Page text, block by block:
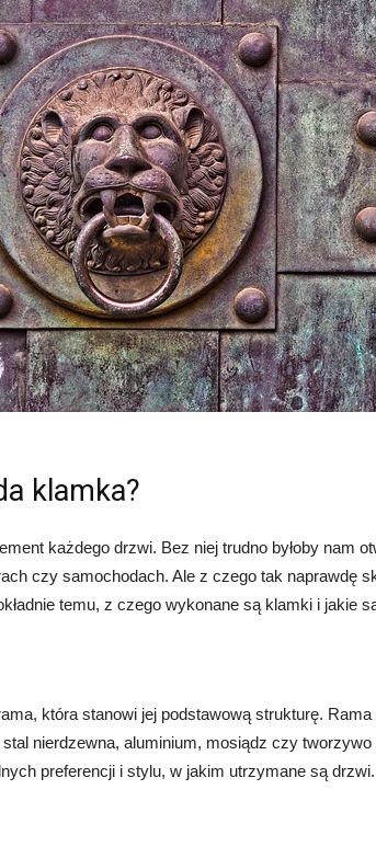
klamka?
każdego drzwi. Bez niej trudno byłoby nam
czy samochodach. Ale z czego tak naprawdę
temu, z czego wykonane są klamki i jakie
która stanowi jej podstawową strukturę.
stal nierdzewna, aluminium, mosiądz czy
preferencji i stylu, w jakim utrzymane są drzwi.